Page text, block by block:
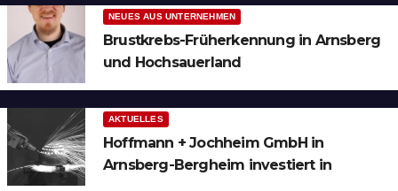
NEUES AUS UNTERNEHMEN
Brustkrebs-Früherkennung in Arnsberg
und Hochsauerland
AKTUELLES
Hoffmann + Jochheim GmbH in
Arnsberg-Bergheim investiert in